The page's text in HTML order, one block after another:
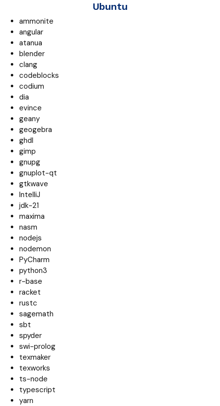
Ubuntu
ammonite
angular
atanua
blender
clang
codeblocks
codium
dia
evince
geany
geogebra
ghdl
gimp
gnupg
gnuplot-qt
gtkwave
IntelliJ
jdk-21
maxima
nasm
nodejs
nodemon
PyCharm
python3
r-base
racket
rustc
sagemath
sbt
spyder
swi-prolog
texmaker
texworks
ts-node
typescript
yarn